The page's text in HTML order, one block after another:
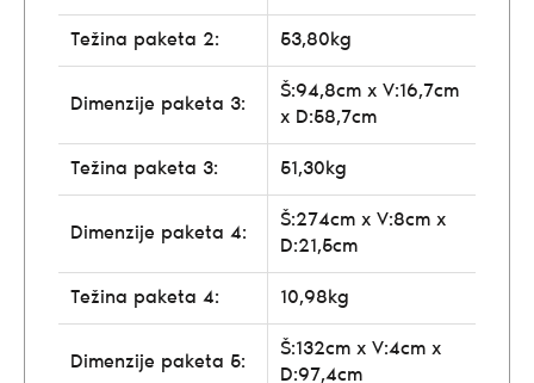
Težina paketa 2: 53,80kg
Dimenzije paketa 3:
Š:94,8cm x V:16,7cm
x D:58,7cm
Težina paketa 3: 51,30kg
Dimenzije paketa 4:
Š:274cm x V:8cm x
D:21,5cm
Težina paketa 4: 10,98kg
Dimenzije paketa 5:
Š:132cm x V:4cm x
D:97,4cm